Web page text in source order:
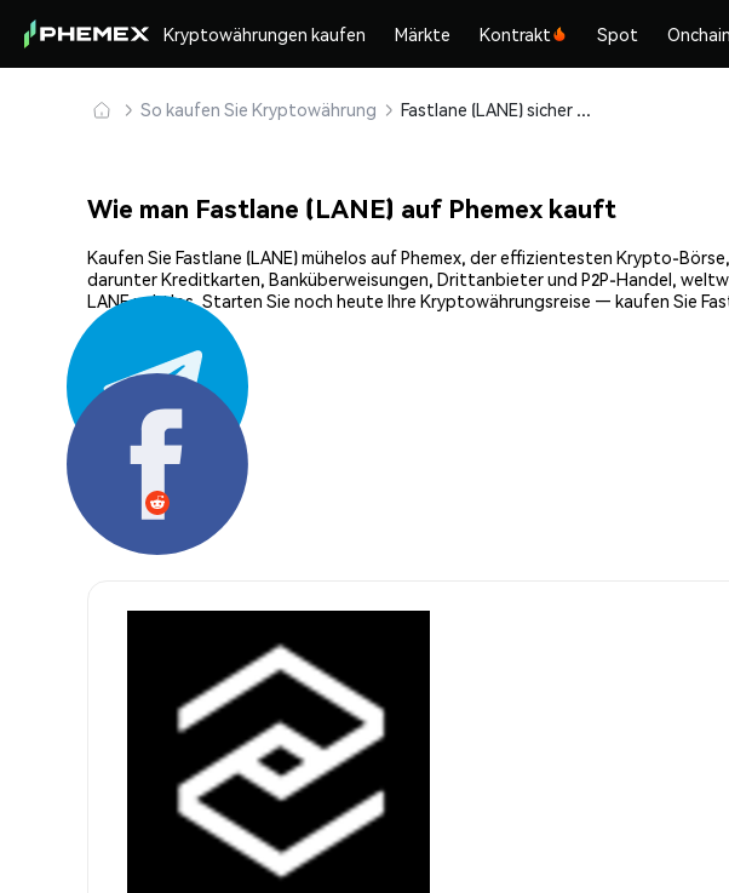
Kryptowährungen kaufen Märkte Kontrakt Spot Onchain
So kaufen Sie Kryptowährung Fastlane (LANE) sicher kaufen und speichern
Wie man Fastlane (LANE) auf Phemex kauft
Kaufen Sie Fastlane (LANE) mühelos auf Phemex, der effizientesten Krypto-
darunter Kreditkarten, Banküberweisungen, Drittanbieter und P2P-Handel,
LANE nahtlos. Starten Sie noch heute Ihre Kryptowährungsreise — kaufen Sie